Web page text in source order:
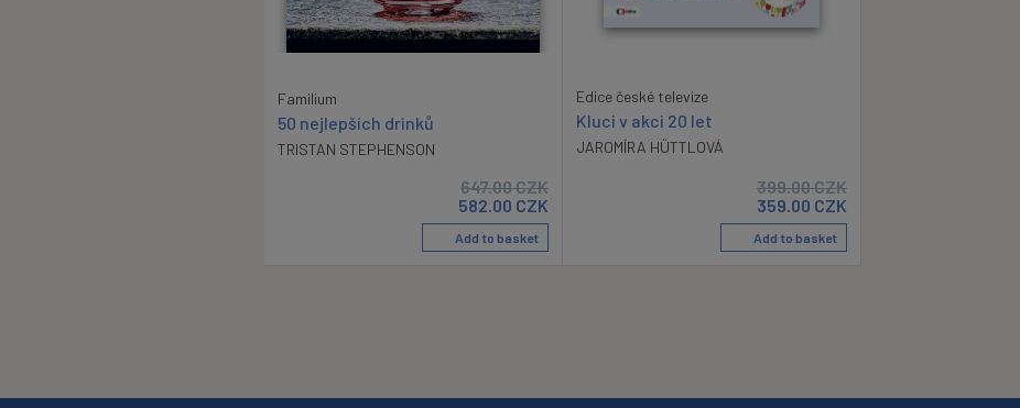
Familium
50 nejlepších drinků
TRISTAN STEPHENSON
647.00CZK
582.00 CZK
Add to basket
Edice české televize
Kluci v akci 20 let
JAROMÍRA HÜTTLOVÁ
399.00CZK
359.00 CZK
Add to basket